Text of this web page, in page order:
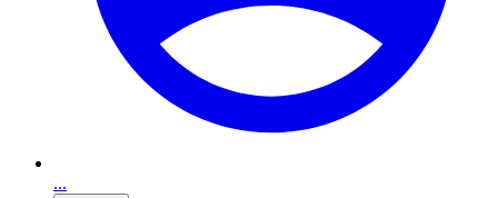
...